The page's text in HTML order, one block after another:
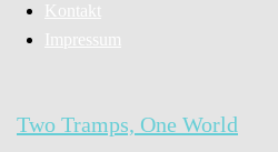
Kontakt
Impressum
Two Tramps, One World